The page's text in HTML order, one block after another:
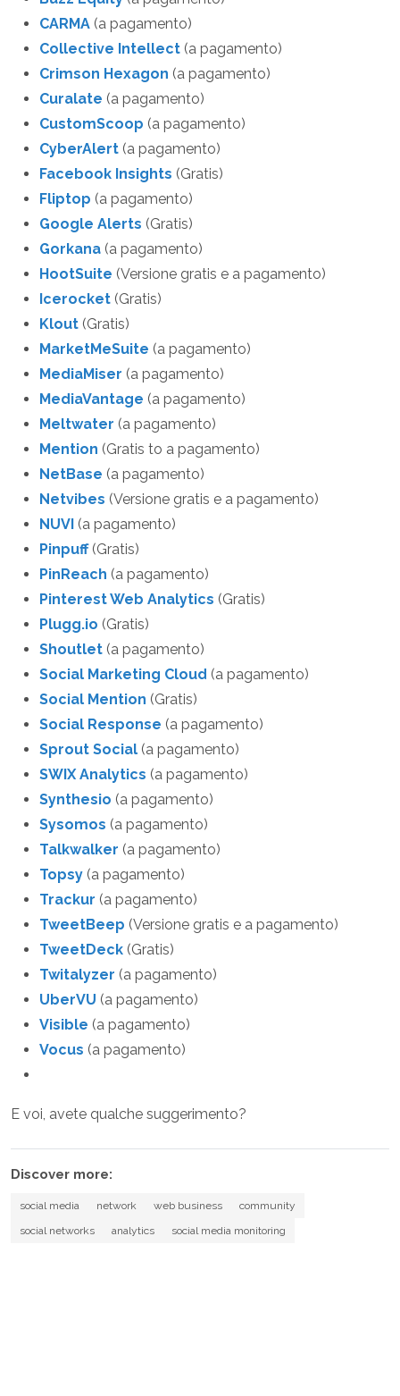
CARMA (a pagamento)
Collective Intellect (a pagamento)
Crimson Hexagon (a pagamento)
Curalate (a pagamento)
CustomScoop (a pagamento)
CyberAlert (a pagamento)
Facebook Insights (Gratis)
Fliptop (a pagamento)
Google Alerts (Gratis)
Gorkana (a pagamento)
HootSuite (Versione gratis e a pagamento)
Icerocket (Gratis)
Klout (Gratis)
MarketMeSuite (a pagamento)
MediaMiser (a pagamento)
MediaVantage (a pagamento)
Meltwater (a pagamento)
Mention (Gratis to a pagamento)
NetBase (a pagamento)
Netvibes (Versione gratis e a pagamento)
NUVI (a pagamento)
Pinpuff(Gratis)
PinReach (a pagamento)
Pinterest Web Analytics (Gratis)
Plugg.io (Gratis)
Shoutlet (a pagamento)
Social Marketing Cloud (a pagamento)
Social Mention (Gratis)
Social Response (a pagamento)
Sprout Social (a pagamento)
SWIX Analytics (a pagamento)
Synthesio (a pagamento)
Sysomos (a pagamento)
Talkwalker (a pagamento)
Topsy (a pagamento)
Trackur (a pagamento)
TweetBeep (Versione gratis e a pagamento)
TweetDeck (Gratis)
Twitalyzer (a pagamento)
UberVU (a pagamento)
Visible (a pagamento)
Vocus (a pagamento)
E voi, avete qualche suggerimento?
Discover more:
social media network web business
community
social networks
analytics social media monitoring